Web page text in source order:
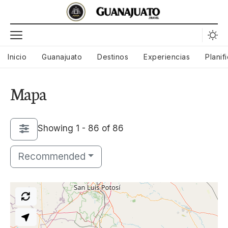
Inicio Guanajuato Destinos Experiencias
Mapa
Showing 1 - 86 of 86
Recommended